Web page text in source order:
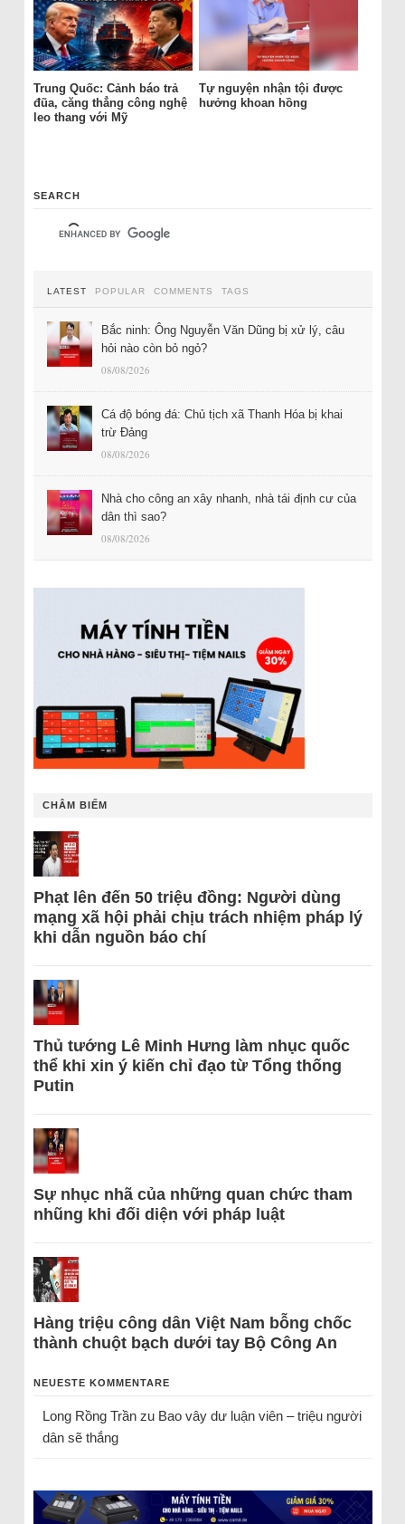
Trung Quốc: Cảnh báo trả
đũa, căng thẳng công nghệ
leo thang với Mỹ
Tự nguyện nhận tội được
hưởng khoan hồng
SEARCH
LATEST POPULAR COMMENTS TAGS
Bắc ninh: Ông Nguyễn Văn Dũng bị xử lý, câu
hỏi nào còn bỏ ngỏ?
08/08/2026
Cá độ bóng đá: Chủ tịch xã Thanh Hóa bị khai
trừ Đảng
08/08/2026
Nhà cho công an xây nhanh, nhà tái định cư của
dân thì sao?
08/08/2026
CHÂM BIẾM
Phạt lên đến 50 triệu đồng: Người dùng
mạng xã hội phải chịu trách nhiệm pháp lý
khi dẫn nguồn báo chí
Thủ tướng Lê Minh Hưng làm nhục quốc
thể khi xin ý kiến chỉ đạo từ Tổng thống
Putin
Sự nhục nhã của những quan chức tham
nhũng khi đối diện với pháp luật
Hàng triệu công dân Việt Nam bỗng chốc
thành chuột bạch dưới tay Bộ Công An
NEUESTE KOMMENTARE
Long Rồng Trầnzu Bao vây dư luận viên – triệu người
dân sẽ thắng